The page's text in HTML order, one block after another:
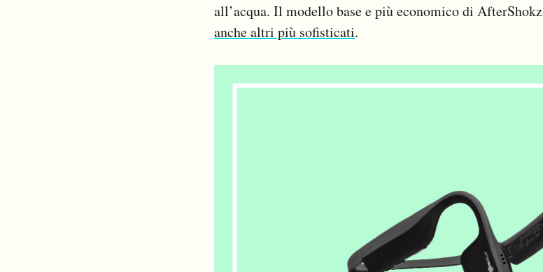
all’acqua. Il modello base e più economico di AfterShokz
anche altri più sofisticati.